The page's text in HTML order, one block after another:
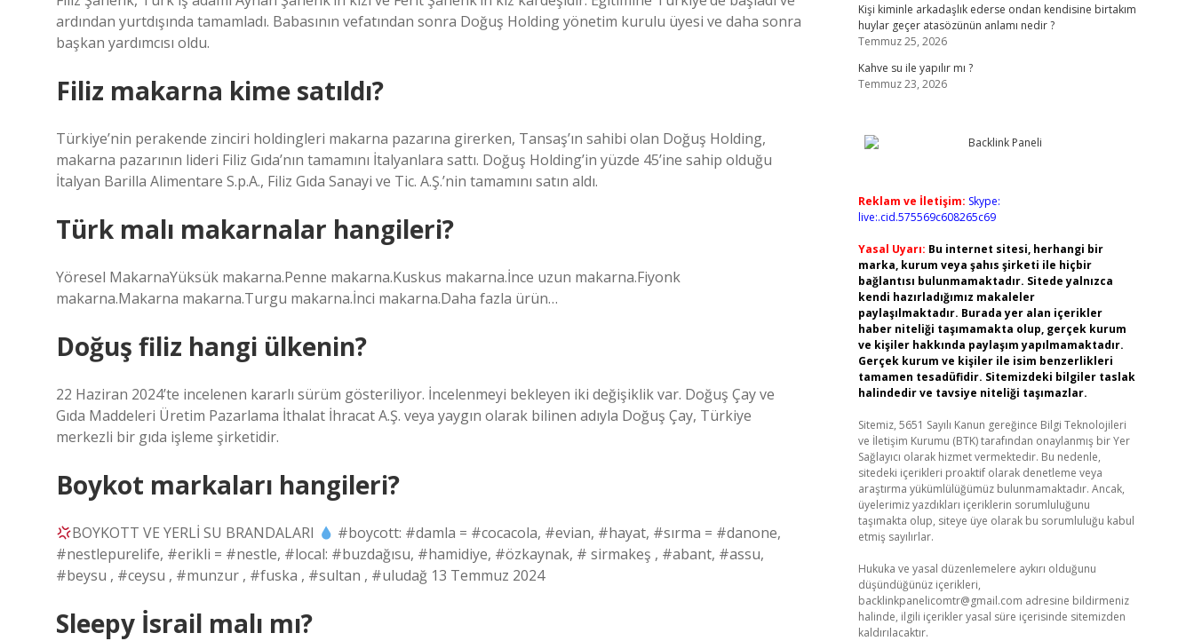
ardından yurtdışında tamamladı. Babasının vefatından sonra Doğuş Holding yönetim kurulu üyesi ve daha sonra
başkan yardımcısı oldu.
Filiz makarna kime satıldı?
Türkiye’nin perakende zinciri holdingleri makarna pazarına girerken, Tansaş’ın sahibi olan Doğuş Holding,
makarna pazarının lideri Filiz Gıda’nın tamamını İtalyanlara sattı. Doğuş Holding’in yüzde 45’ine sahip olduğu
İtalyan Barilla Alimentare S.p.A., Filiz Gıda Sanayi ve Tic. A.Ş.’nin tamamını satın aldı.
Türk malı makarnalar hangileri?
Yöresel MakarnaYüksük makarna.Penne makarna.Kuskus makarna.İnce uzun makarna.Fiyonk
makarna.Makarna makarna.Turgu makarna.İnci makarna.Daha fazla ürün…
Doğuş filiz hangi ülkenin?
22 Haziran 2024’te incelenen kararlı sürüm gösteriliyor. İncelenmeyi bekleyen iki değişiklik var. Doğuş Çay ve
Gıda Maddeleri Üretim Pazarlama İthalat İhracat A.Ş. veya yaygın olarak bilinen adıyla Doğuş Çay, Türkiye
merkezli bir gıda işleme şirketidir.
Boykot markaları hangileri?
BOYKOTT VE YERLİ SU BRANDALARI
#boycott: #damla = #cocacola, #evian, #hayat, #sırma = #danone,
#nestlepurelife, #erikli = #nestle, #local: #buzdağısu, #hamidiye, #özkaynak, # sirmakeş , #abant, #assu,
#beysu , #ceysu , #munzur , #fuska , #sultan , #uludağ 13 Temmuz 2024
Sleepy İsrail malı mı?
Kişi kiminle arkadaşlık ederse ondan kendisine birtakım
huylar geçer atasözünün anlamı nedir ?
Temmuz 25, 2026
Kahve su ile yapılır mı ?
Temmuz 23, 2026
Reklam ve İletişim: Skype:
live:.cid.575569c608265c69
Yasal Uyarı: Bu internet sitesi, herhangi bir
marka, kurum veya şahıs şirketi ile hiçbir
bağlantısı bulunmamaktadır. Sitede yalnızca
kendi hazırladığımız makaleler
paylaşılmaktadır. Burada yer alan içerikler
haber niteliği taşımamakta olup, gerçek kurum
ve kişiler hakkında paylaşım yapılmamaktadır.
Gerçek kurum ve kişiler ile isim benzerlikleri
tamamen tesadüfidir. Sitemizdeki bilgiler taslak
halindedir ve tavsiye niteliği taşımazlar.
Sitemiz, 5651 Sayılı Kanun gereğince Bilgi Teknolojileri
ve İletişim Kurumu (BTK) tarafından onaylanmış bir Yer
Sağlayıcı olarak hizmet vermektedir. Bu nedenle,
sitedeki içerikleri proaktif olarak denetleme veya
araştırma yükümlülüğümüz bulunmamaktadır. Ancak,
üyelerimiz yazdıkları içeriklerin sorumluluğunu
taşımakta olup, siteye üye olarak bu sorumluluğu kabul
etmiş sayılırlar.
Hukuka ve yasal düzenlemelere aykırı olduğunu
düşündüğünüz içerikleri,
backlinkpanelicomtr@gmail.com adresine bildirmeniz
halinde, ilgili içerikler yasal süre içerisinde sitemizden
kaldırılacaktır.